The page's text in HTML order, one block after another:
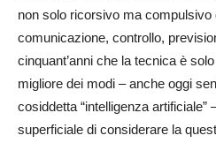
non solo ricorsivo ma compulsivo
comunicazione, controllo,
cinquant’anni che la tecnica è
migliore dei modi – anche oggi
cosiddetta “intelligenza artificiale”
superficiale di considerare la